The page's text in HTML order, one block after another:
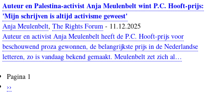
Auteur en Palestina-activist Anja Meulenbelt wint P.C. Hooft-prijs:
'Mijn schrijven is altijd activisme geweest'
Anja Meulenbelt, The Rights Forum - 11.12.2025
Auteur en activist Anja Meulenbelt heeft de P.C. Hooft-prijs voor
beschouwend proza gewonnen, de belangrijkste prijs in de Nederlandse
letteren, zo is vandaag bekend gemaakt. Meulenbelt zet zich al…
Paginering
Pagina 1
Volgende
››